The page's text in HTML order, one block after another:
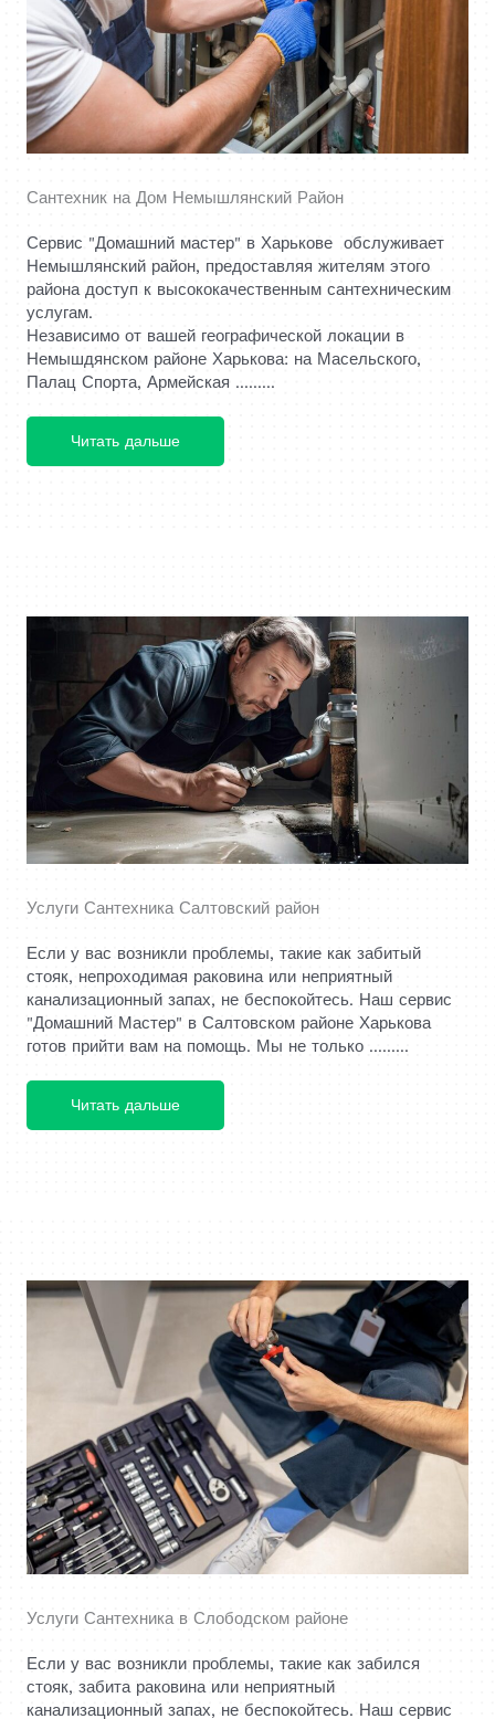
Сантехник на Дом Немышлянский Район
Сервис "Домашний мастер" в Харькове обслуживает
Немышлянский район, предоставляя жителям этого
района доступ к высококачественным сантехническим
услугам.
Независимо от вашей географической локации в
Немышдянском районе Харькова: на Масельского,
Палац Спорта, Армейская .........
Читать дальше
Услуги Сантехника Салтовский район
Если у вас возникли проблемы, такие как забитый
стояк, непроходимая раковина или неприятный
канализационный запах, не беспокойтесь. Наш сервис
"Домашний Мастер" в Салтовском районе Харькова
готов прийти вам на помощь. Мы не только .........
Читать дальше
Услуги Сантехника в Слободском районе
Если у вас возникли проблемы, такие как забился
стояк, забита раковина или неприятный
канализационный запах, не беспокойтесь. Наш сервис